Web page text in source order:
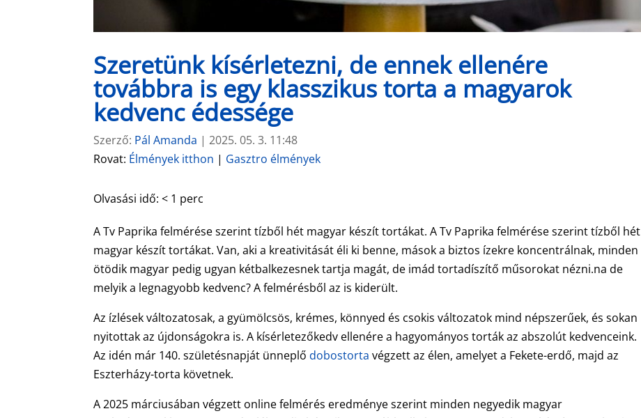
Szeretünk kísérletezni, de ennek ellenére
továbbra is egy klasszikus torta a magyarok
kedvenc édessége
Szerző: Pál Amanda |2025. 05. 3. 11:48
Rovat: Élmények itthon | Gasztro élmények
Olvasási idő:< 1 perc
A Tv Paprika felmérése szerint tízből hét magyar készít tortákat. A Tv Paprika felmérése szerint tízből hét
magyar készít tortákat. Van, aki a kreativitását éli ki benne, mások a biztos ízekre koncentrálnak, minden
ötödik magyar pedig ugyan kétbalkezesnek tartja magát, de imád tortadíszítő műsorokat nézni.na de
melyik a legnagyobb kedvenc? A felmérésből az is kiderült.
Az ízlések változatosak, a gyümölcsös, krémes, könnyed és csokis változatok mind népszerűek, és sokan
nyitottak az újdonságokra is. A kísérletezőkedv ellenére a hagyományos torták az abszolút kedvenceink.
Az idén már 140. születésnapját ünneplődobostorta végzett az élen, amelyet a Fekete-erdő, majd az
Eszterházy-torta követnek.
A 2025 márciusában végzett online felmérés eredménye szerint minden negyedik magyar